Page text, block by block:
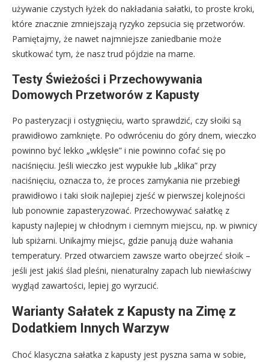
używanie czystych łyżek do nakładania sałatki, to proste kroki,
które znacznie zmniejszają ryzyko zepsucia się przetworów.
Pamiętajmy, że nawet najmniejsze zaniedbanie może
skutkować tym, że nasz trud pójdzie na marne.
Testy Świeżości i Przechowywania
Domowych Przetworów z Kapusty
Po pasteryzacji i ostygnięciu, warto sprawdzić, czy słoiki są
prawidłowo zamknięte. Po odwróceniu do góry dnem, wieczko
powinno być lekko „wklęsłe” i nie powinno cofać się po
naciśnięciu. Jeśli wieczko jest wypukłe lub „klika” przy
naciśnięciu, oznacza to, że proces zamykania nie przebiegł
prawidłowo i taki słoik najlepiej zjeść w pierwszej kolejności
lub ponownie zapasteryzować. Przechowywać sałatkę z
kapusty najlepiej w chłodnym i ciemnym miejscu, np. w piwnicy
lub spiżarni. Unikajmy miejsc, gdzie panują duże wahania
temperatury. Przed otwarciem zawsze warto obejrzeć słoik –
jeśli jest jakiś ślad pleśni, nienaturalny zapach lub niewłaściwy
wygląd zawartości, lepiej go wyrzucić.
Warianty Sałatek z Kapusty na Zimę z
Dodatkiem Innych Warzyw
Choć klasyczna sałatka z kapusty jest pyszna sama w sobie,